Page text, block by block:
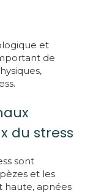
et
de
du stress
sont
et les
haute, apnées